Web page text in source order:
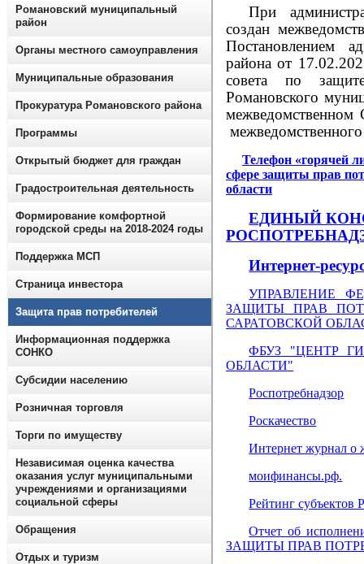
При
создан
Постановлением
района от
совета по
Романовского
межведомственном
Телефон «горячей
сфере защиты прав
области
ЕДИНЫЙ
Интернет-
УПРАВЛЕНИЕ
ЗАЩИТЫ ПРАВ
САРАТОВСКОЙ
ФБУЗ "ЦЕНТР
ОБЛАСТИ"
Роспотребнадзор
Роскачество
Интернет журнал о
моифинансы.рф.
Рейтинг
Отчет об
ЗАЩИТЫ ПРАВ
Романовский муниципальный
район
Органы местного самоуправления
Муниципальные образования
Прокуратура Романовского района
Программы
Открытый бюджет для граждан
Градостроительная деятельность
Формирование комфортной
городской среды на 2018-2024 годы
Поддержка МСП
Страница инвестора
Защита прав потребителей
Информационная поддержка
СОНКО
Субсидии населению
Розничная торговля
Торги по имуществу
Независимая оценка качества
оказания услуг муниципальными
учреждениями и организациями
социальной сферы
Обращения
Отдых и туризм